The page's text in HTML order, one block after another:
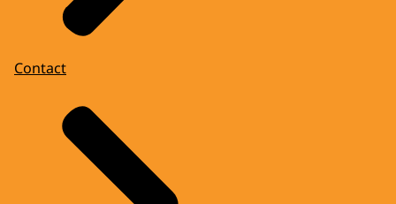
Contact